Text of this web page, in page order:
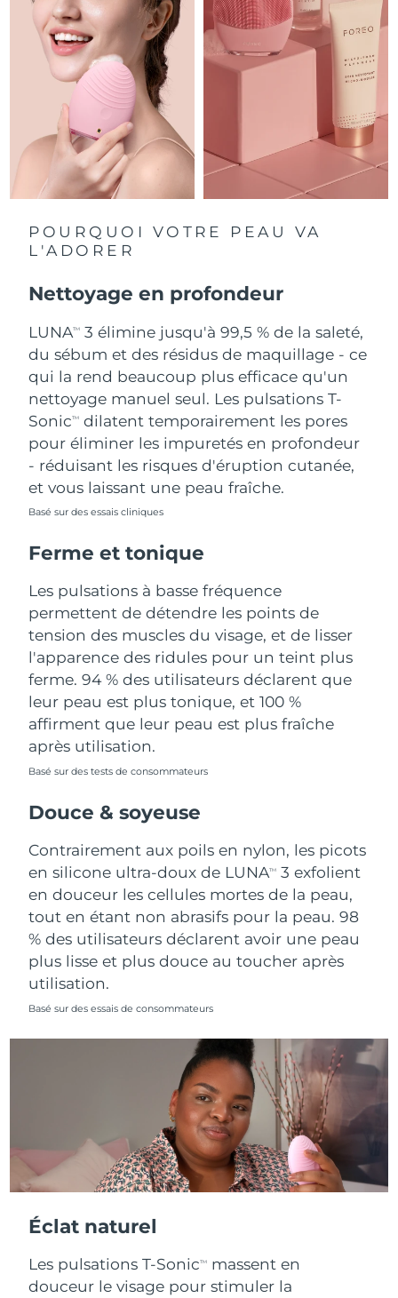
POURQUOI VOTRE PEAU VA
L'ADORER
Nettoyage en profondeur
LUNATM
3 élimine jusqu'à 99,5 % de la saleté,
du sébum et des résidus de maquillage - ce
qui la rend beaucoup plus efficace qu'un
nettoyage manuel seul. Les pulsations T-
SonicTM
dilatent temporairement les pores
pour éliminer les impuretés en profondeur
- réduisant les risques d'éruption cutanée,
et vous laissant une peau fraîche.
Basé sur des essais cliniques
Ferme et tonique
Les pulsations à basse fréquence
permettent de détendre les points de
tension des muscles du visage, et de lisser
l'apparence des ridules pour un teint plus
ferme. 94 % des utilisateurs déclarent que
leur peau est plus tonique, et 100 %
affirment que leur peau est plus fraîche
après utilisation.
Basé sur des tests de consommateurs
Douce & soyeuse
Contrairement aux poils en nylon, les picots
en silicone ultra-doux de LUNATM
3 exfolient
en douceur les cellules mortes de la peau,
tout en étant non abrasifs pour la peau. 98
% des utilisateurs déclarent avoir une peau
plus lisse et plus douce au toucher après
utilisation.
Basé sur des essais de consommateurs
Éclat naturel
Les pulsations T-SonicTM
massent en
douceur le visage pour stimuler la
Singapour Livraison estimée 8/12/26
Slovaquie Livraison estimée 8/10/26
Afrique du Sud Livraison estimée8/18/26
Corée du Sud Livraison estimée8/12/26
Espagne
Suisse
Taïwan Livraison estimée 8/15/26
Thaïlande Livraison estimée
Turquie Livraison estimée 8/11/26
Émirats arabes unis Livraison estimée 8/11/26
Royaume-Uni
États-Unis
Ouzbékistan Livraison estimée
Viêt Nam Livraison estimée8/16/26